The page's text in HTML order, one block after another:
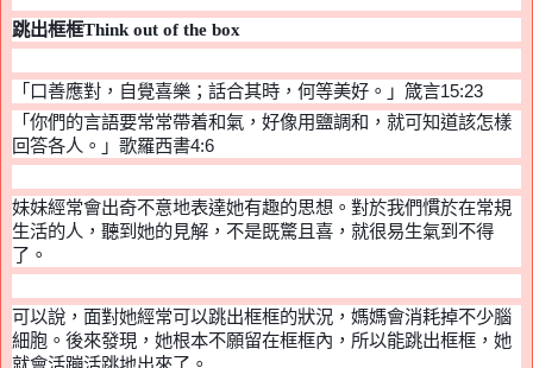
跳出框框Think out of the box
「 口善應對，自覺喜樂；話合其時，何等美好。」箴言15:23
「你們的言語要常常帶着和氣，好像用鹽調和，就可知道該怎樣
回答各人。」 歌羅西書4:6
妹妹經常會出奇不意地表達她有趣的思想。對於我們慣於在常規
生活的人，聽到她的見解，不是既驚且喜，就很易生氣到不得
了。
可以說，面對她經常可以跳出框框的狀況，媽媽會消耗掉不少腦
細胞。後來發現，她根本不願留在框框內，所以能跳出框框，她